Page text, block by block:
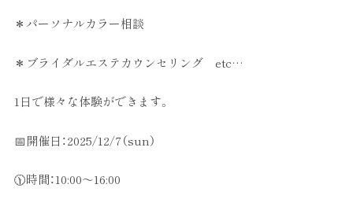
＊パーソナルカラー相談
＊ブライダルエステカウンセリング etc…
1日で様々な体験ができます。
📅開催日：2025/12/7（sun）
🕦時間：10:00～16:00